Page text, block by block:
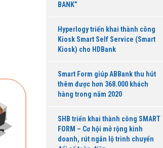
BANK”
Hyperlogy triển khai thành công
Kiosk Smart Self Service (Smart
Kiosk) cho HDBank
Smart Form giúp ABBank thu hút
thêm được hơn 368.000 khách
hàng trong năm 2020
SHB triển khai thành công SMART
FORM – Cơ hội mở rộng kinh
doanh, rút ngắn lộ trình chuyển